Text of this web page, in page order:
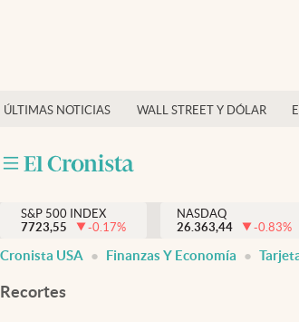
ÚLTIMAS NOTICIAS WALL STREET Y DÓLAR
Finanzas y economía
Inmigración
Trending
S&P 500 INDEX
7723,55
-0.17%
NASDAQ
26.363,44
-0.83%
Cronista USA Finanzas Y Economía
Recortes